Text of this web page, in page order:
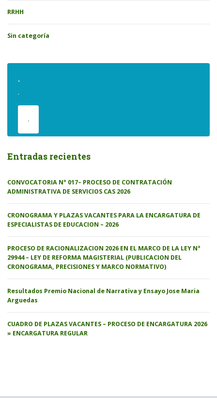
RRHH
Sin categoría
.
.
.
Entradas recientes
CONVOCATORIA N° 017– PROCESO DE CONTRATACIÓN
ADMINISTRATIVA DE SERVICIOS CAS 2026
CRONOGRAMA Y PLAZAS VACANTES PARA LA ENCARGATURA DE
ESPECIALISTAS DE EDUCACION – 2026
PROCESO DE RACIONALIZACION 2026 EN EL MARCO DE LA LEY N°
29944 – LEY DE REFORMA MAGISTERIAL (PUBLICACION DEL
CRONOGRAMA, PRECISIONES Y MARCO NORMATIVO)
Resultados Premio Nacional de Narrativa y Ensayo Jose Maria
Arguedas
CUADRO DE PLAZAS VACANTES – PROCESO DE ENCARGATURA 2026
» ENCARGATURA REGULAR